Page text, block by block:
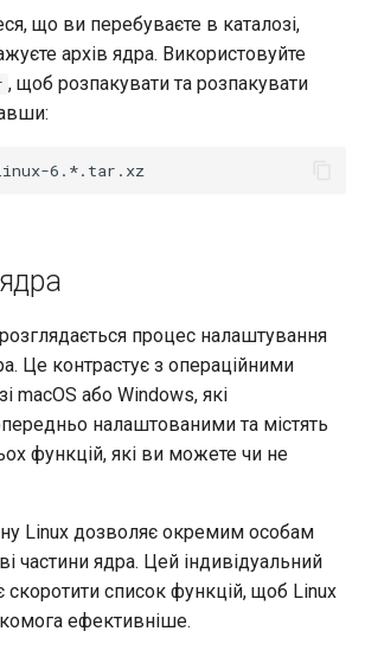
що ви перебуваєте в каталозі,
архів ядра. Використовуйте
, щоб розпакувати та розпакувати
процес налаштування
Це контрастує з операційними
macOS або Windows, які
налаштованими та містять
функцій, які ви можете чи не
Linux дозволяє окремим особам
частини ядра. Цей індивідуальний
скоротити список функцій, щоб Linux
ефективніше.